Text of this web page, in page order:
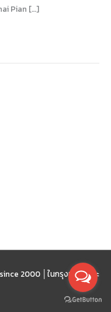
Pian […]
2000 │ ในกรุงเทพฯ และ